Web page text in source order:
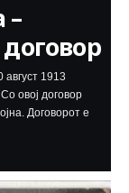
–
1913
овој договор
Договорот е